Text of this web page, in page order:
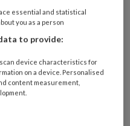
essential and statistical
you as a person
to provide:
device characteristics for
on a device. Personalised
content measurement,